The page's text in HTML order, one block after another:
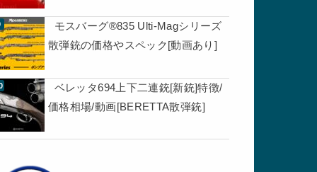
モスバーグ®835 Ulti-Magシリーズ
散弾銃の価格やスペック[動画あり]
ベレッタ694上下二連銃[新銃]特徴/
価格相場/動画[BERETTA散弾銃]